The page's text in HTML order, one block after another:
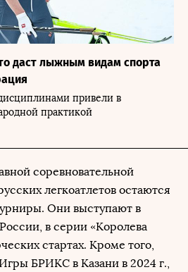
даст лыжным видам спорта
привели в
практикой
соревновательной
легкоатлетов остаются
Они выступают в
в серии «Королева
стартах. Кроме того,
БРИКС в Казани в 2024 г.,